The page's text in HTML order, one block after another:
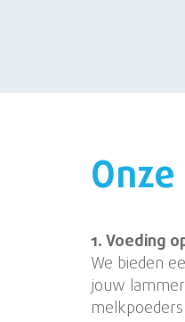
1. Voeding
We bieden
jouw